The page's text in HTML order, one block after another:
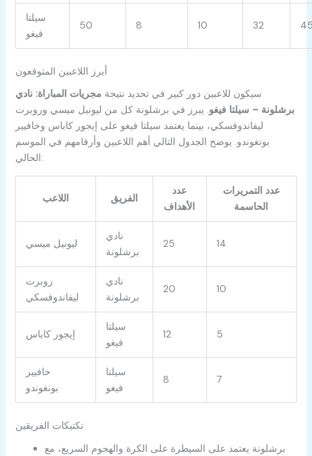
سيلتا
فيغو
50 8 10 32
أبرز اللاعبين المتوقعون
سيكون للاعبين دور كبير في تحديد نتيجة مجريات المباراة: نادي
برشلونة – سيلتا فيغو. يبرز في برشلونة كل من ليونيل ميسي وروبرت
ليفاندوفسكي، بينما يعتمد سيلتا فيغو على إيجور كاباس وخافيير
بونغوندو. يوضح الجدول التالي أهم اللاعبين وأرقامهم في الموسم
الحالي:
اللاعب الفريق
عدد
الأهداف
عدد التمريرات
الحاسمة
ليونيل ميسي
نادي
برشلونة
25 14
روبرت
ليفاندوفسكي
نادي
برشلونة
20 10
إيجور كاباس
سيلتا
فيغو
12 5
خافيير
بونغوندو
سيلتا
فيغو
8 7
تكتيكات الفريقين
برشلونة يعتمد على السيطرة على الكرة والهجوم السريع، مع